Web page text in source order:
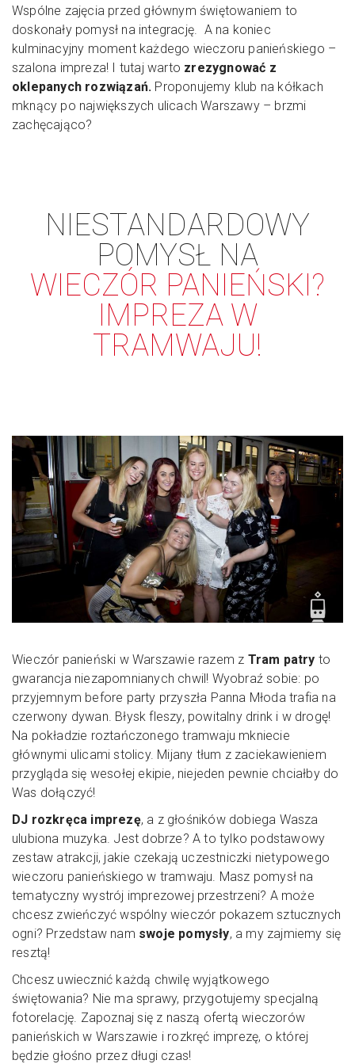
Wspólne zajęcia przed głównym świętowaniem to
doskonały pomysł na integrację. A na koniec
kulminacyjny moment każdego wieczoru panieńskiego –
szalona impreza! I tutaj warto zrezygnować z
oklepanych rozwiązań. Proponujemy klub na kółkach
mknący po największych ulicach Warszawy – brzmi
zachęcająco?
NIESTANDARDOWY
POMYSŁ NA
WIECZÓR PANIEŃSKI?
IMPREZA W
TRAMWAJU!
Wieczór panieński w Warszawie razem z Tram patry to
gwarancja niezapomnianych chwil! Wyobraź sobie: po
przyjemnym before party przyszła Panna Młoda trafia na
czerwony dywan. Błysk fleszy, powitalny drink i w drogę!
Na pokładzie roztańczonego tramwaju mkniecie
głównymi ulicami stolicy. Mijany tłum z zaciekawieniem
przygląda się wesołej ekipie, niejeden pewnie chciałby do
Was dołączyć!
DJ rozkręca imprezę, a z głośników dobiega Wasza
ulubiona muzyka. Jest dobrze? A to tylko podstawowy
zestaw atrakcji, jakie czekają uczestniczki nietypowego
wieczoru panieńskiego w tramwaju. Masz pomysł na
tematyczny wystrój imprezowej przestrzeni? A może
chcesz zwieńczyć wspólny wieczór pokazem sztucznych
ogni? Przedstaw nam swoje pomysły, a my zajmiemy się
resztą!
Chcesz uwiecznić każdą chwilę wyjątkowego
świętowania? Nie ma sprawy, przygotujemy specjalną
fotorelację. Zapoznaj się z naszą ofertą wieczorów
panieńskich w Warszawie i rozkręć imprezę, o której
będzie głośno przez długi czas!